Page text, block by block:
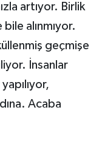
artıyor. Birlik
alınmıyor.
geçmişe
İnsanlar
Acaba